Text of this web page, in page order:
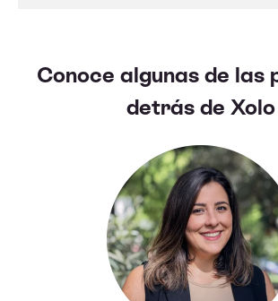
Conoce algunas de las
detrás de Xolo